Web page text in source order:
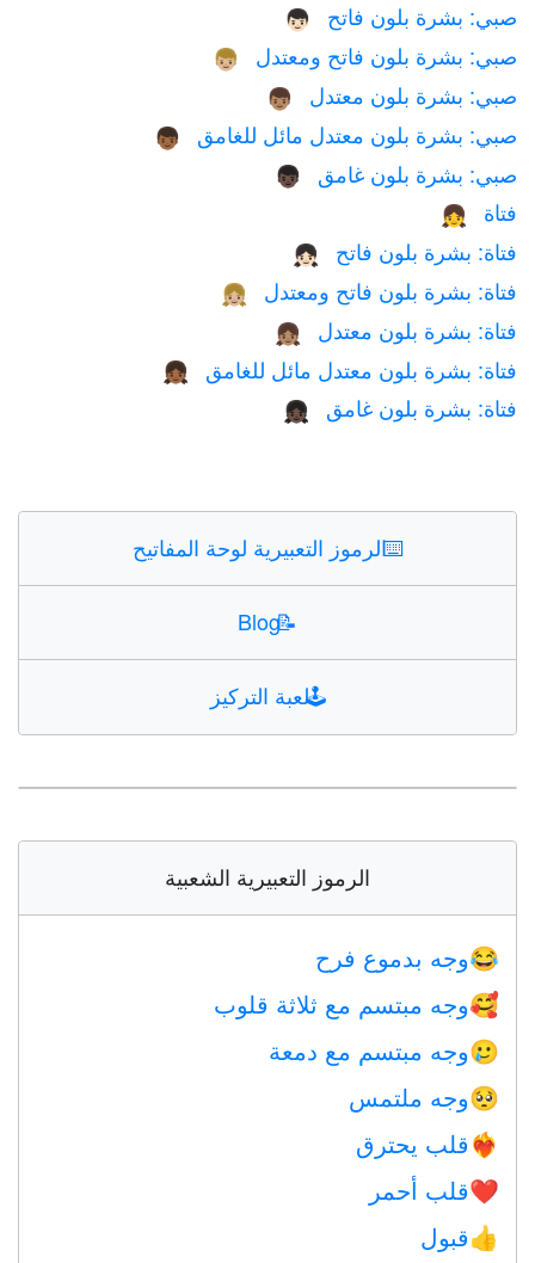
👦🏻 صبي: بشرة بلون فاتح
👦🏼 صبي: بشرة بلون فاتح ومعتدل
👦🏽 صبي: بشرة بلون معتدل
👦🏾 صبي: بشرة بلون معتدل مائل للغامق
👦🏿 صبي: بشرة بلون غامق
👧 فتاة
👧🏻 فتاة: بشرة بلون فاتح
👧🏼 فتاة: بشرة بلون فاتح ومعتدل
👧🏽 فتاة: بشرة بلون معتدل
👧🏾 فتاة: بشرة بلون معتدل مائل للغامق
👧🏿 فتاة: بشرة بلون غامق
⌨️الرموز التعبيرية لوحة المفاتيح
📝
Blog
🕹️لعبة التركيز
الرموز التعبيرية الشعبية
😂وجه بدموع فرح
🥰وجه مبتسم مع ثلاثة قلوب
🥲وجه مبتسم مع دمعة
🥺وجه ملتمس
❤️‍🔥 قلب يحترق
❤️قلب أحمر
👍قبول